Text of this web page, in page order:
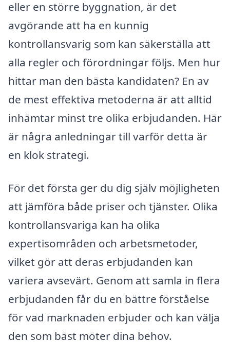
eller en större byggnation, är det
avgörande att ha en kunnig
kontrollansvarig som kan säkerställa att
alla regler och förordningar följs. Men hur
hittar man den bästa kandidaten? En av
de mest effektiva metoderna är att alltid
inhämtar minst tre olika erbjudanden. Här
är några anledningar till varför detta är
en klok strategi.
För det första ger du dig själv möjligheten
att jämföra både priser och tjänster. Olika
kontrollansvariga kan ha olika
expertisområden och arbetsmetoder,
vilket gör att deras erbjudanden kan
variera avsevärt. Genom att samla in flera
erbjudanden får du en bättre förståelse
för vad marknaden erbjuder och kan välja
den som bäst möter dina behov.